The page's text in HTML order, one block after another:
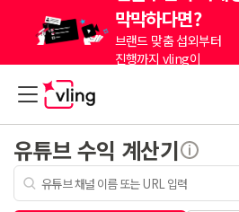
막막하다면?
브랜드 맞춤 섭외부터
진행까지 vling이
유튜브 수익 계산기